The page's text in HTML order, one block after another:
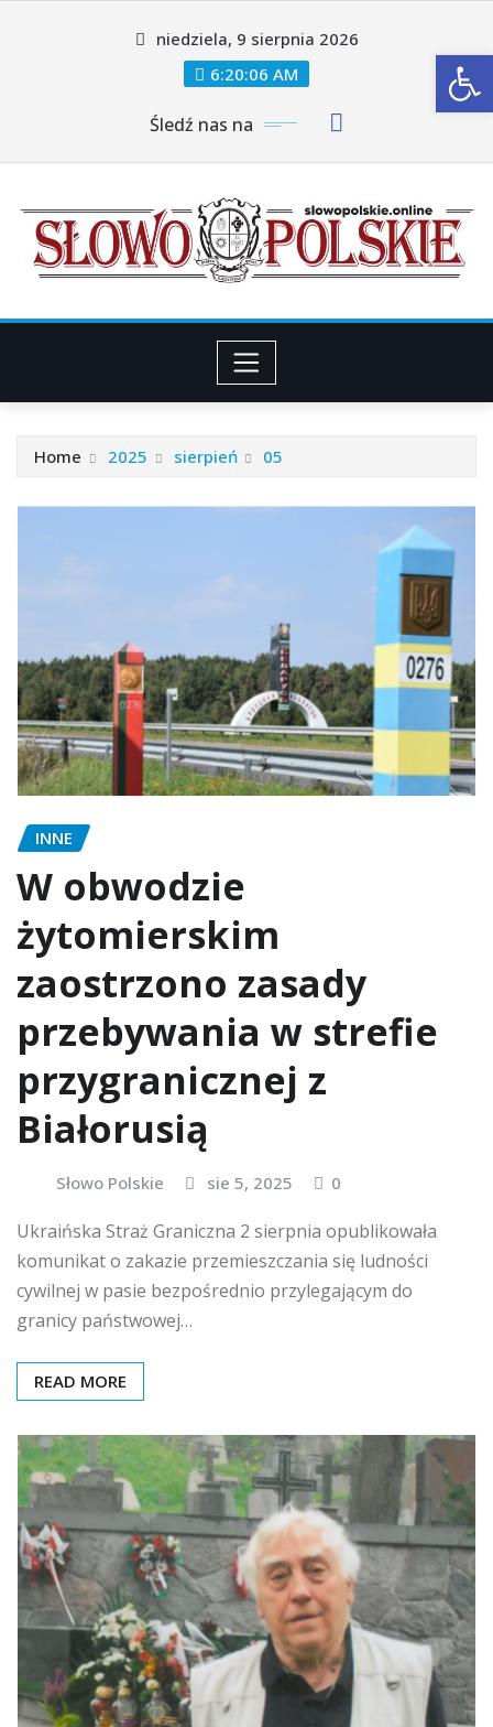
niedziela, 9 sierpnia 2026
6:20:07 AM
Śledź nas na
Home 2025 sierpień 05
INNE
W obwodzie
żytomierskim
zaostrzono zasady
przebywania w strefie
przygranicznej z
Białorusią
Słowo Polskie sie 5, 2025 0
Ukraińska Straż Graniczna 2 sierpnia opublikowała
komunikat o zakazie przemieszczania się ludności
cywilnej w pasie bezpośrednio przylegającym do
granicy państwowej…
READ MORE